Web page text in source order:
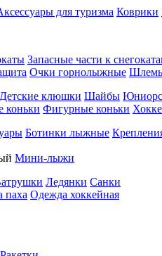
для туризма Коврики
Запасные части к
Очки горнолыжные
Детские клюшки Шайбы
коньки Фигурные коньки
Ботинки лыжные
Мини-лыжи
Ледянки Санки
паха Одежда хоккейная